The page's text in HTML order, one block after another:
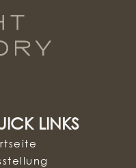
LINKS